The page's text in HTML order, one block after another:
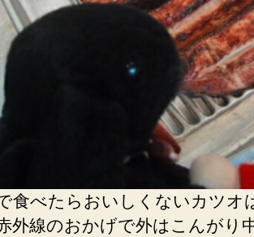
食べたらおいしくないカツオ
外線のおかげで外はこんがり